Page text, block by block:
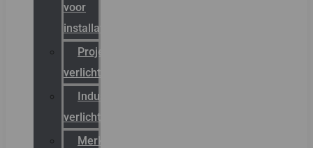
voor
installateurs
Projectreferenties
verlichting
Industriële
verlichting
Merken